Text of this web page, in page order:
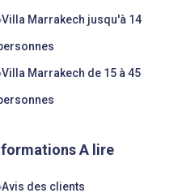
Villa Marrakech jusqu'à 14
Villa Marrakech de 15 à 45
A lire
Avis des clients